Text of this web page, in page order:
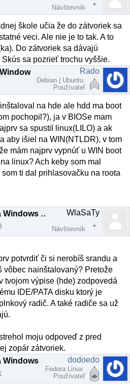
Návštevník
škole učia že do zátvoriek sa
veci. Ale nie je to tak. A to
Do zátvoriek sa dávajú
sa pozrieť trochu vyššie.
Rado
Debian | Ubuntu
Používateľ
na hde ale hdd ma boot
pochopil?), ja v BIOSe mam
sa spustil linux(LILO) a ak
aby išiel na WIN(NTLDR), v tom
mám najprv vypnúť u WIN boot
linux? Ach keby som mal
ti dal prihlasovačku na roota
Re: Debian a Windows XP cez LILO WlaSaTy
Návštevník
potvrdiť či si nerobíš srandu a
vôbec nainštalovaný? Pretože
tvojom výpise (hde) zodpovedá
IDE/PATA disku ktorý je
radič. A také radiče sa už
moju odpoveď z pred
zopár zátvoriek.
dodoedo
Fedora Linux
Používateľ